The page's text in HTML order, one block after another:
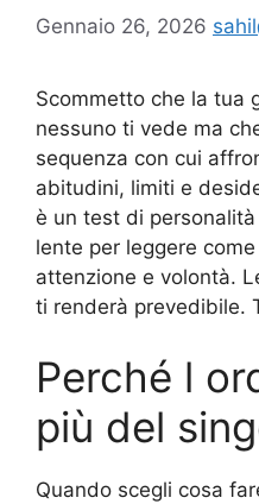
Gennaio 26, 2026
Scommetto che la tua
nessuno ti vede ma
sequenza con cui
abitudini, limiti e
è un test di
lente per leggere
attenzione e volontà.
ti renderà prevedibile.
Perché l
più del
Quando scegli cosa